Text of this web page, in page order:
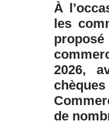
À
les
2026,
de